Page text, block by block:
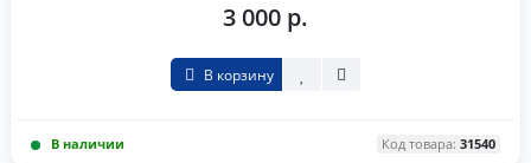
3 000 р.
В корзину
В наличии Код товара: 31540